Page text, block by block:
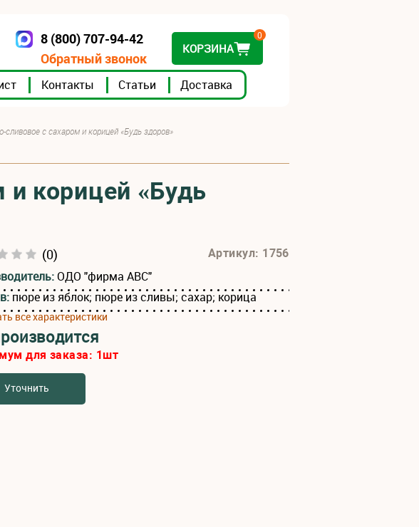
Контакты Статьи Доставка
8 (800) 707-94-42
Обратный звонок
КОРЗИНА
0
сливовое с сахаром и корицей «Будь здоров»
корицей «Будь
(0) Артикул: 1756
ОДО "фирма АВС"
пюре из яблок; пюре из сливы; сахар; корица
все характеристики
для заказа: 1шт
Уточнить